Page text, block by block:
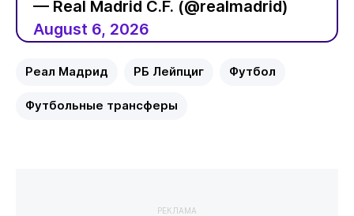
— Real Madrid C.F. (@realmadrid)
August 6, 2026
Реал Мадрид РБ Лейпциг Футбол
Футбольные трансферы
РЕКЛАМА